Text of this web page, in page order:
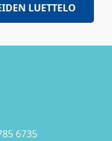
LUETTELO
6735